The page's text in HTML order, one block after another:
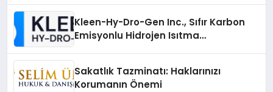
Kleen-Hy-Dro-Gen Inc., Sıfır Karbon
Emisyonlu Hidrojen Isıtma
Sakatlık Tazminatı: Haklarınızı
Korumanın Önemi